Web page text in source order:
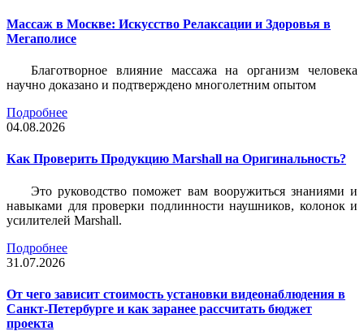
Массаж в Москве: Искусство Релаксации и Здоровья в
Мегаполисе
Благотворное влияние массажа на организм человека
научно доказано и подтверждено многолетним опытом
Подробнее
04.08.2026
Как Проверить Продукцию Marshall на Оригинальность?
Это руководство поможет вам вооружиться знаниями и
навыками для проверки подлинности наушников, колонок и
усилителей Marshall.
Подробнее
31.07.2026
От чего зависит стоимость установки видеонаблюдения в
Санкт-Петербурге и как заранее рассчитать бюджет
проекта